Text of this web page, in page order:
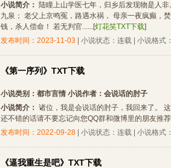
小说简介： 陆瞳上山学医七年，归乡后发现物是人
九泉； 老父上京鸣冤，路遇水祸， 母亲一夜疯癫，
钱，杀人偿命！ 若无判官......[灯花笑TXT下载]
发布时间：2023-11-03 | 小说状态：连载 | 小说格式
《第一序列》TXT下载
小说类别： 都市言情 小说作者： 会说话的肘子
小说简介： 诸位，我是会说话的肘子，我回来了。
还不错的话请不要忘记向您QQ群和微博里的朋友推
发布时间：2022-09-28 | 小说状态：连载 | 小说格式
《逼我重生是吧》TXT下载